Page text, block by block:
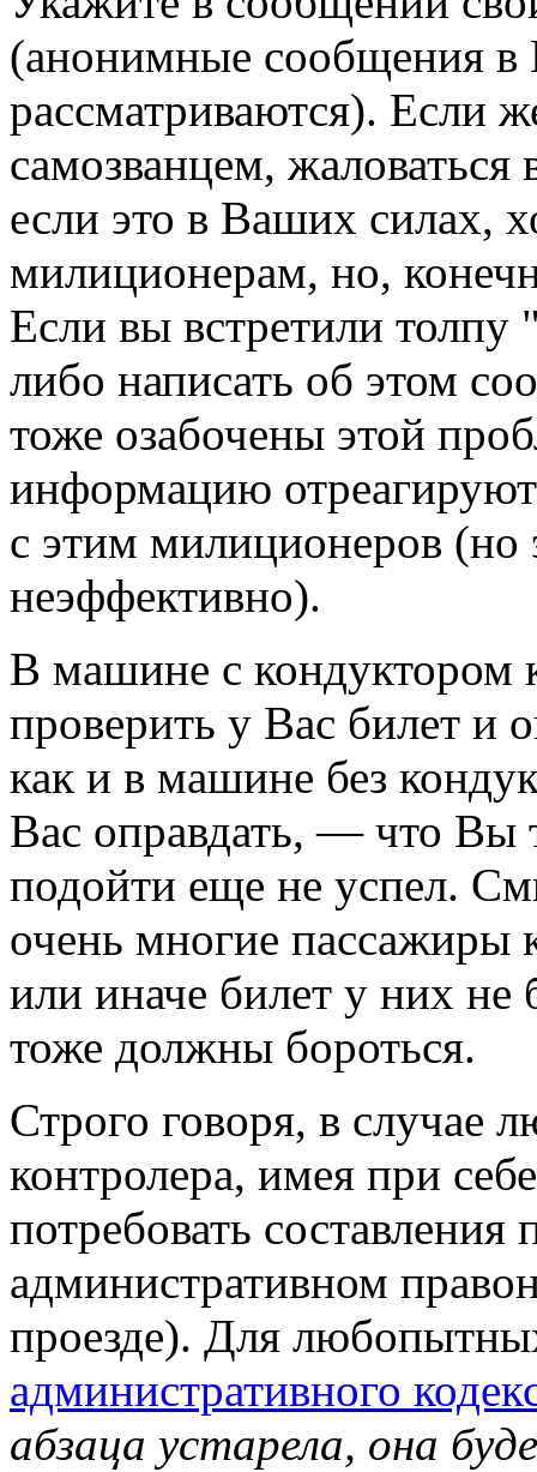
(анонимные сообщения в
рассматриваются). Если
самозванцем,
если это в Ваших силах,
милиционерам, но,
Если вы встретили
либо написать об этом
тоже озабочены этой
информацию
с этим милиционеров (но
неэффективно).
В машине с кондуктором
проверить у Вас билет и
как и в машине без
Вас оправдать, — что Вы
подойти еще не успел.
очень многие пассажиры
или иначе билет у них
тоже должны бороться.
Строго говоря, в случае
контролера, имея при
потребовать составления
административном
проезде). Для
административного
абзаца устарела, она